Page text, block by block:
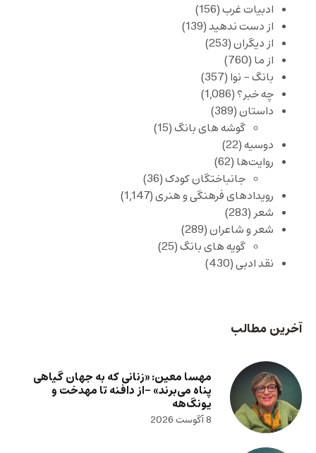
ادبیات غرب(156)
از دست ندهید(139)
از دیگران(253)
از ما (760)
بانگ – نوا (357)
چه خبر؟(1,086)
داستان(389)
گوشه های بانگ(15)
دوسیه(22)
روایت‌ها (62)
جانباختگان کودک(36)
رویدادهای فرهنگی و هنری(1,147)
شعر (283)
شعر و شاعران(289)
گویه های بانگ(25)
نقد ادبی(430)
آخرین مطالب
مهسا معین: «زنانی که به جهان گیاهی
پناه می‌برند» -از دافنه تا مهدخت و
یونگ‌هه
8 آگوست 2026